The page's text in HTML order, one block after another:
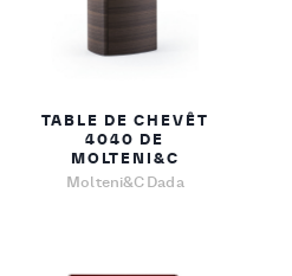
TABLE DE CHEVÊT
4040 DE
MOLTENI&C
Molteni&C Dada